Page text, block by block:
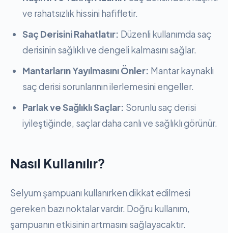
ve rahatsızlık hissini hafifletir.
Saç Derisini Rahatlatır: Düzenli kullanımda saç
derisinin sağlıklı ve dengeli kalmasını sağlar.
Mantarların Yayılmasını Önler: Mantar kaynaklı
saç derisi sorunlarının ilerlemesini engeller.
Parlak ve Sağlıklı Saçlar: Sorunlu saç derisi
iyileştiğinde, saçlar daha canlı ve sağlıklı görünür.
Nasıl Kullanılır?
Selyum şampuanı kullanırken dikkat edilmesi
gereken bazı noktalar vardır. Doğru kullanım,
şampuanın etkisinin artmasını sağlayacaktır.